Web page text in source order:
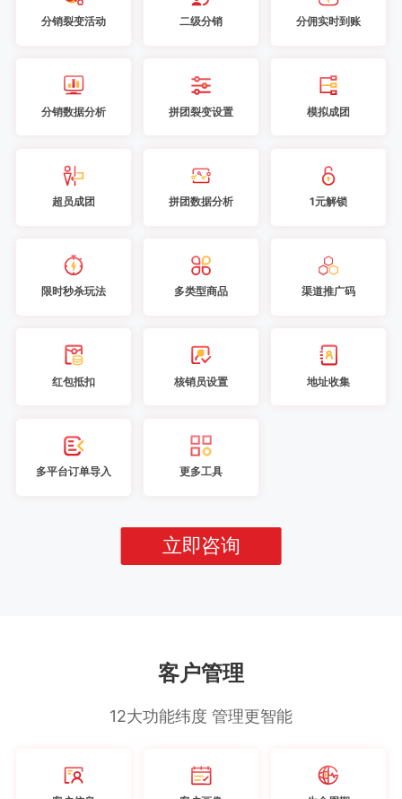
分销裂变活动 二级分销 分佣实时到账
分销数据分析 拼团裂变设置 模拟成团
超员成团 拼团数据分析 1元解锁
限时秒杀玩法 多类型商品 渠道推广码
红包抵扣 核销员设置 地址收集
多平台订单导入 更多工具
立即咨询
客户管理
12大功能纬度 管理更智能